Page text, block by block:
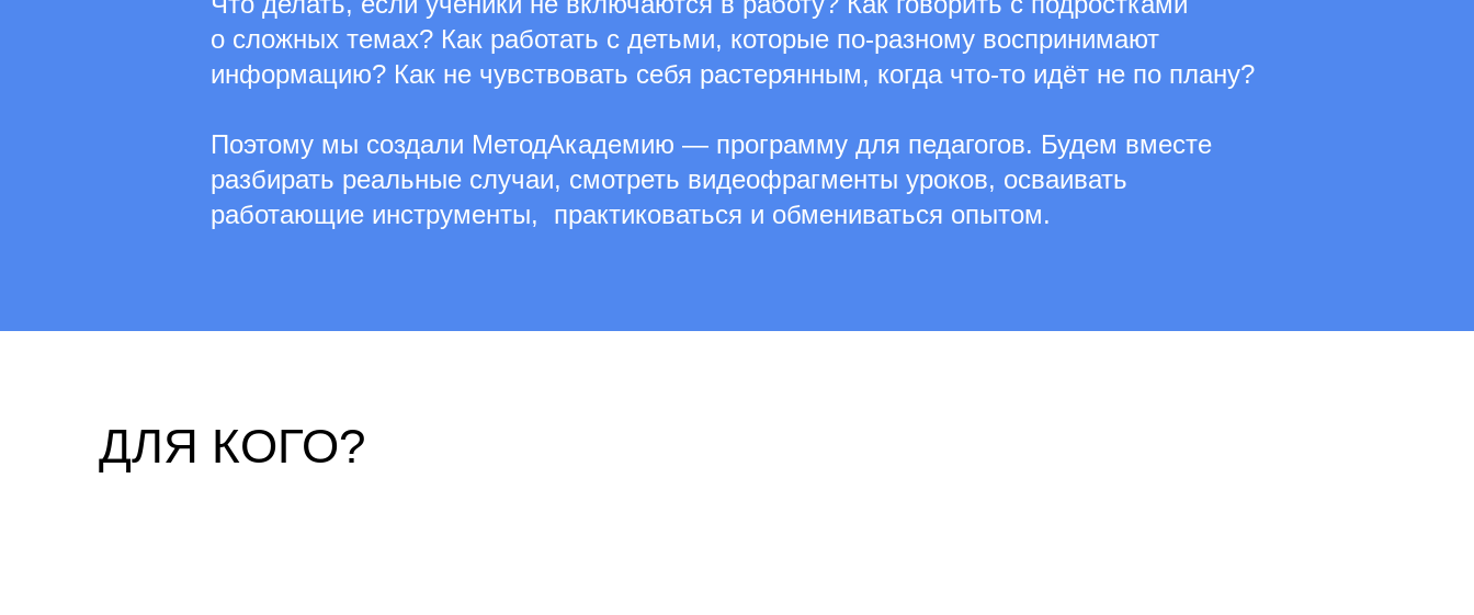
о сложных темах? Как работать с детьми, которые по-разному воспринимают
информацию? Как не чувствовать себя растерянным, когда что-то идёт не по плану?
Поэтому мы создали МетодАкадемию — программу для педагогов. Будем вместе
разбирать реальные случаи, смотреть видеофрагменты уроков, осваивать
работающие инструменты, практиковаться и обмениваться опытом.
ДЛЯ КОГО?